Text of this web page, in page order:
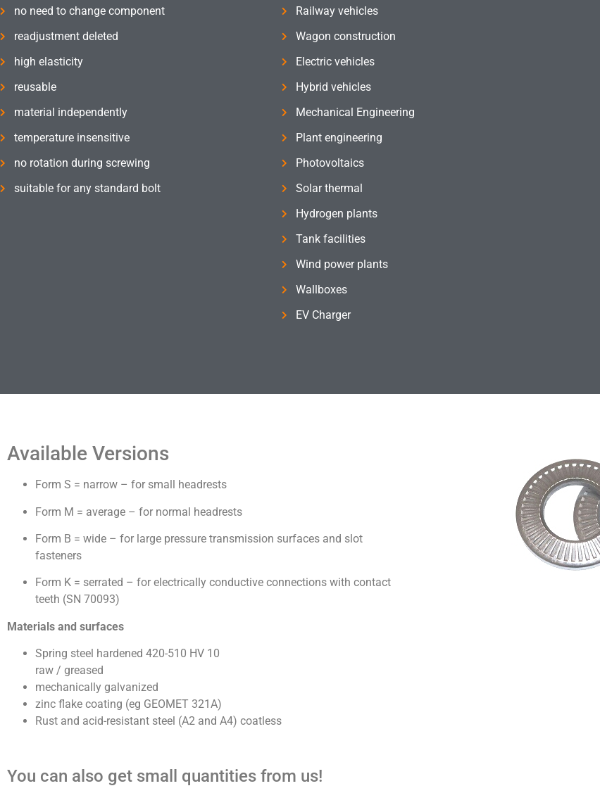
no need to change component
readjustment deleted
high elasticity
reusable
material independently
temperature insensitive
no rotation during screwing
suitable for any standard bolt
Railway vehicles
Wagon construction
Electric vehicles
Hybrid vehicles
Mechanical Engineering
Plant engineering
Photovoltaics
Solar thermal
Hydrogen plants
Tank facilities
Wind power plants
Wallboxes
EV Charger
Available Versions
Form S = narrow – for small headrests
Form M = average – for normal headrests
Form B = wide – for large pressure transmission surfaces and slot
fasteners
Form K = serrated – for electrically conductive connections with contact
teeth (SN 70093)
Materials and surfaces
Spring steel hardened 420-510 HV 10
raw / greased
mechanically galvanized
zinc flake coating (eg GEOMET 321A)
Rust and acid-resistant steel (A2 and A4) coatless
You can also get small quantities from us!